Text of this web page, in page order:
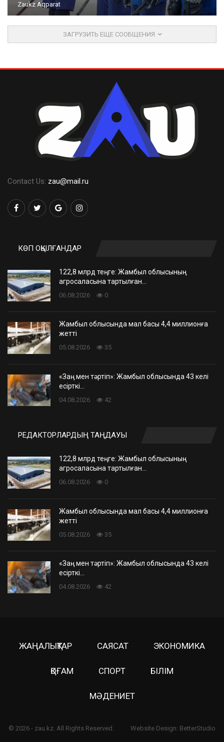
Zaukz Aqparat
ЗАГРУЗИТЬ ЕЩЕ СООБЩЕНИЯ
Contact Us: zau@mail.ru
КӨП ОҚЫЛҒАНДАР
122,8 млрд теңге: Жамбыл облысының
агросаласына тартылған…
06.08.2026 0
Жамбыл облысында мал басы 4,4 миллионға
жетті
05.08.2026 35
«Заң мен тәртіп»: Жамбыл облысында 43 келі
есірткі…
04.08.2026 42
РЕДАКТОРЛАРДЫҢ ТАҢДАУЫ
122,8 млрд теңге: Жамбыл облысының
агросаласына тартылған…
06.08.2026 0
Жамбыл облысында мал басы 4,4 миллионға
жетті
05.08.2026 35
«Заң мен тәртіп»: Жамбыл облысында 43 келі
есірткі…
04.08.2026 42
ЖАҢАЛЫҚТАР САЯСАТ ЭКОНОМИКА
ҚОҒАМ СПОРТ БІЛІМ
МӘДЕНИЕТ
© 2026 - zau.kz. All Rights Reserved. Website Design: BetterStudio